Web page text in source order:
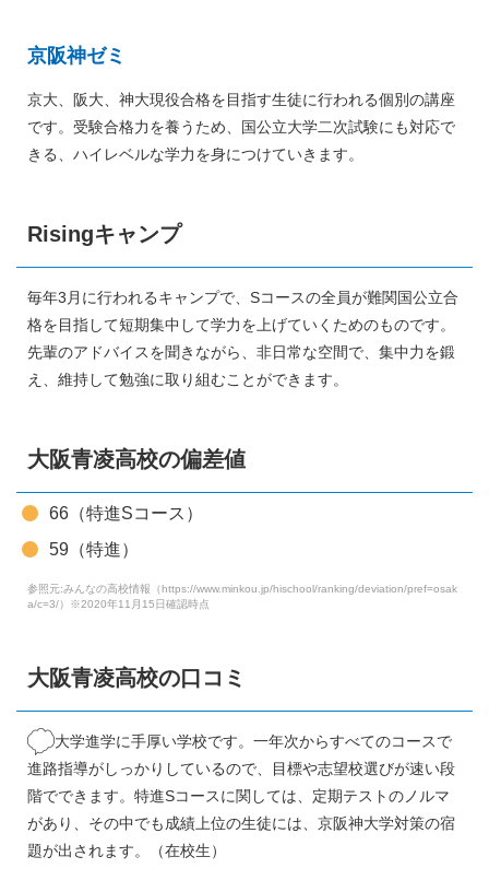
京阪神ゼミ
京大、阪大、神大現役合格を目指す生徒に行われる個別の講座
です。受験合格力を養うため、国公立大学二次試験にも対応で
きる、ハイレベルな学力を身につけていきます。
Risingキャンプ
毎年3月に行われるキャンプで、Sコースの全員が難関国公立合
格を目指して短期集中して学力を上げていくためのものです。
先輩のアドバイスを聞きながら、非日常な空間で、集中力を鍛
え、維持して勉強に取り組むことができます。
大阪青凌高校の偏差値
66（特進Sコース）
59（特進）
参照元:みんなの高校情報（https://www.minkou.jp/hischool/ranking/deviation/pref=osak
a/c=3/）※2020年11月15日確認時点
大阪青凌高校の口コミ
大学進学に手厚い学校です。一年次からすべてのコースで
進路指導がしっかりしているので、目標や志望校選びが速い段
階でできます。特進Sコースに関しては、定期テストのノルマ
があり、その中でも成績上位の生徒には、京阪神大学対策の宿
題が出されます。（在校生）